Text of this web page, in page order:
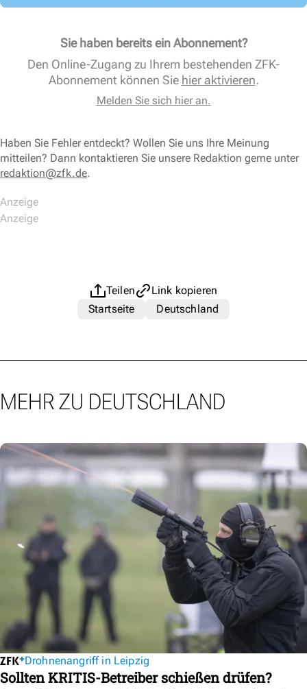
Sie haben bereits ein Abonnement?
Den Online-Zugang zu Ihrem bestehenden ZFK-
Abonnement können Sie hier aktivieren.
Melden Sie sich hier an.
Haben Sie Fehler entdeckt? Wollen Sie uns Ihre Meinung
mitteilen? Dann kontaktieren Sie unsere Redaktion gerne unter
redaktion@zfk.de.
Teilen
Link kopieren
Startseite
Deutschland
MEHR ZU DEUTSCHLAND
Drohnenangriff in Leipzig
Sollten KRITIS-Betreiber schießen drüfen?